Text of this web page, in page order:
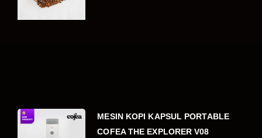
MESIN KOPI KAPSUL PORTABLE
COFEA THE EXPLORER V08